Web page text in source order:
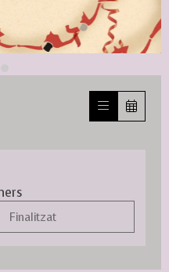
Finalitzat